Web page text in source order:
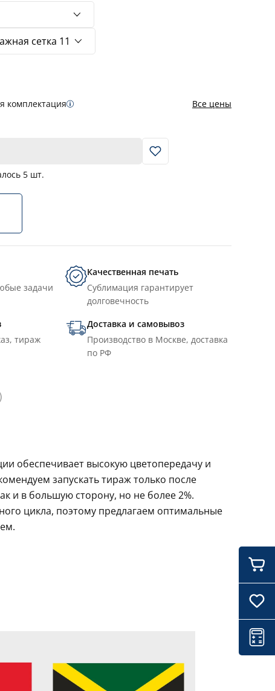
комплектация Все цены
5 шт.
задачи
Качественная печать
Сублимация гарантирует
долговечность
тираж
Доставка и самовывоз
Производство в Москве, доставка
по РФ
обеспечивает высокую цветопередачу и
запускать тираж только после
и в большую сторону, но не более 2%.
цикла, поэтому предлагаем оптимальные